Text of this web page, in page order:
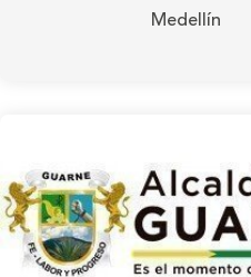
Medellín